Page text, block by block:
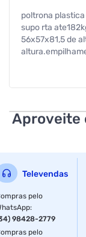
poltrona
supo rta
56x57x81,5 de
Aproveite
Televendas
pelo
:
98428-2779
pelo